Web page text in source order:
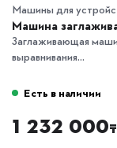
Машины для
Машина
Заглаживающая
выравнивания...
Есть в наличии
1 232 000₸